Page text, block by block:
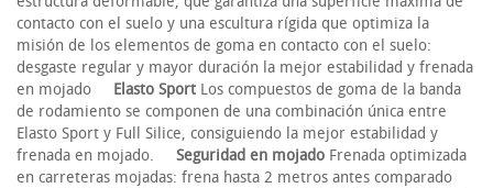
contacto con el suelo y una escultura rígida que optimiza la
misión de los elementos de goma en contacto con el suelo:
desgaste regular y mayor duración la mejor estabilidad y frenada
en mojado Elasto Sport Los compuestos de goma de la banda
de rodamiento se componen de una combinación única entre
Elasto Sport y Full Silice, consiguiendo la mejor estabilidad y
frenada en mojado. Seguridad en mojado Frenada optimizada
en carreteras mojadas: frena hasta 2 metros antes comparado